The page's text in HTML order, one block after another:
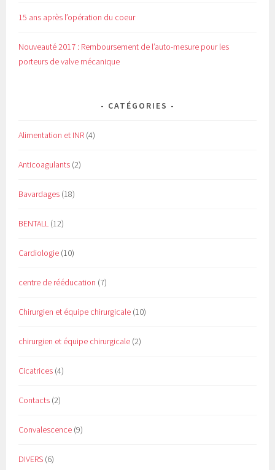
15 ans après l’opération du coeur
Nouveauté 2017 : Remboursement de l’auto-mesure pour les
porteurs de valve mécanique
CATÉGORIES
Alimentation et INR (4)
Anticoagulants (2)
Bavardages (18)
BENTALL (12)
Cardiologie (10)
centre de rééducation (7)
Chirurgien et équipe chirurgicale (10)
chirurgien et équipe chirurgicale (2)
Cicatrices (4)
Contacts (2)
Convalescence (9)
DIVERS (6)